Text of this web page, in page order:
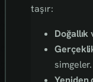
taşır:
Doğallık
simgeler.